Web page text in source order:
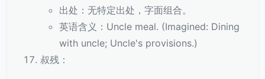
出处：无特定出处，字面组合。
英语含义：Uncle meal. (Imagined: Dining
with uncle; Uncle's provisions.)
叔残：